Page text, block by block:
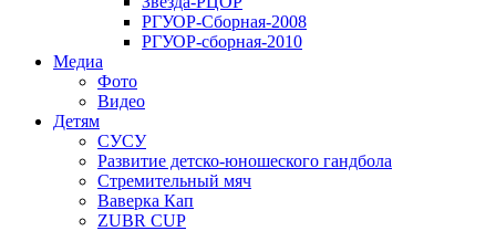
РГУОР-Сборная-2008
РГУОР-сборная-2010
Медиа
Фото
Видео
Детям
СУСУ
Развитие детско-юношеского гандбола
Стремительный мяч
Ваверка Кап
ZUBR CUP